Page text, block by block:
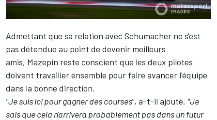
Admettant que sa relation avec Schumacher ne s'est
pas détendue au point de devenir meilleurs
amis, Mazepin reste conscient que les deux pilotes
doivent travailler ensemble pour faire avancer l'équipe
dans la bonne direction.
"Je suis ici pour gagner des courses", a-t-il ajouté. "Je
sais que cela n'arrivera probablement pas dans un futur